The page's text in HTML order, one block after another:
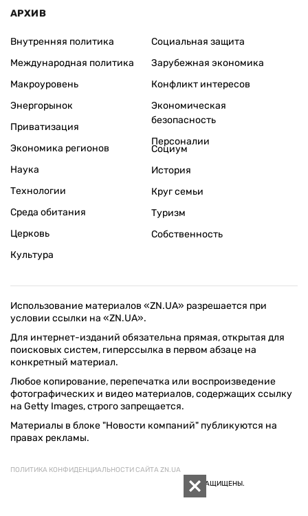
АРХИВ
Внутренняя политика
Международная политика
Макроуровень
Энергорынок
Приватизация
Экономика регионов
Социальная защита
Зарубежная экономика
Конфликт интересов
Экономическая
безопасность
Персоналии
Наука
Технологии
Среда обитания
Церковь
Культура
Социум
История
Круг семьи
Туризм
Собственность
Использование материалов «ZN.UA» разрешается при
условии ссылки на «ZN.UA».
Для интернет-изданий обязательна прямая, открытая для
поисковых систем, гиперссылка в первом абзаце на
конкретный материал.
Любое копирование, перепечатка или воспроизведение
фотографических и видео материалов, содержащих ссылку
на Getty Images, строго запрещается.
Материалы в блоке "Новости компаний" публикуются на
правах рекламы.
ПОЛИТИКА КОНФИДЕНЦИАЛЬНОСТИ САЙТА ZN.UA
© 1994–2026 «ЗЕРКАЛО НЕДЕЛИ. УКРАИНА». ВСЕ ПРАВА ЗАЩИЩЕНЫ.